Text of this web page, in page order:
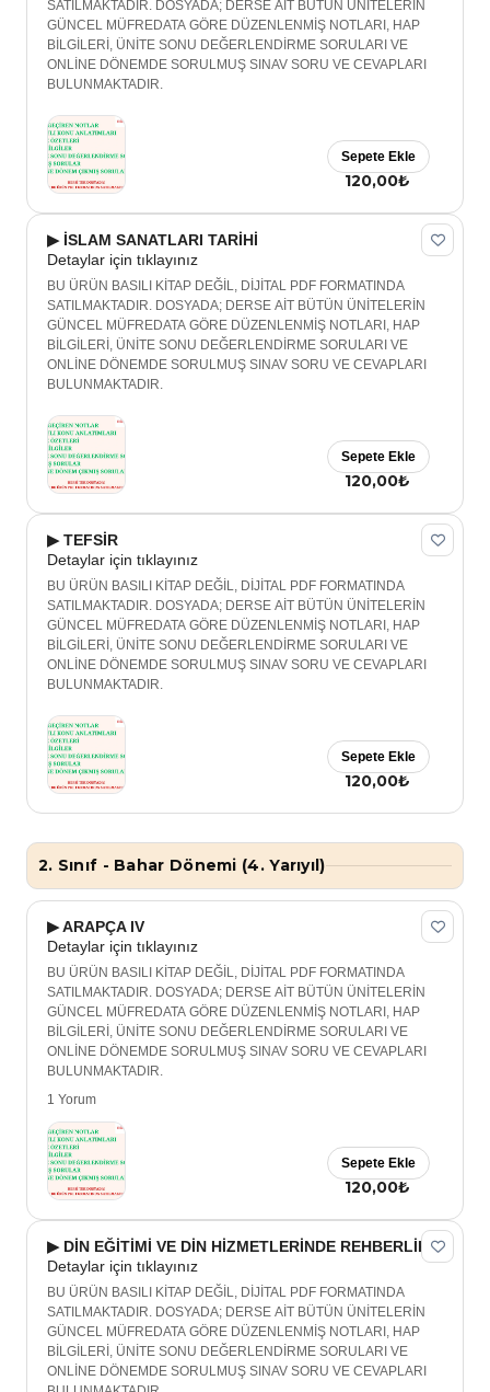
SATILMAKTADIR. DOSYADA; DERSE AİT BÜTÜN ÜNİTELERİN
GÜNCEL MÜFREDATA GÖRE DÜZENLENMİŞ NOTLARI, HAP
BİLGİLERİ, ÜNİTE SONU DEĞERLENDİRME SORULARI VE
ONLİNE DÖNEMDE SORULMUŞ SINAV SORU VE CEVAPLARI
BULUNMAKTADIR.
120,00₺
Sepete Ekle
▶ İSLAM SANATLARI TARİHİ
Detaylar için tıklayınız
BU ÜRÜN BASILI KİTAP DEĞİL, DİJİTAL PDF FORMATINDA
SATILMAKTADIR. DOSYADA; DERSE AİT BÜTÜN ÜNİTELERİN
GÜNCEL MÜFREDATA GÖRE DÜZENLENMİŞ NOTLARI, HAP
BİLGİLERİ, ÜNİTE SONU DEĞERLENDİRME SORULARI VE
ONLİNE DÖNEMDE SORULMUŞ SINAV SORU VE CEVAPLARI
BULUNMAKTADIR.
120,00₺
Sepete Ekle
▶ TEFSİR
Detaylar için tıklayınız
BU ÜRÜN BASILI KİTAP DEĞİL, DİJİTAL PDF FORMATINDA
SATILMAKTADIR. DOSYADA; DERSE AİT BÜTÜN ÜNİTELERİN
GÜNCEL MÜFREDATA GÖRE DÜZENLENMİŞ NOTLARI, HAP
BİLGİLERİ, ÜNİTE SONU DEĞERLENDİRME SORULARI VE
ONLİNE DÖNEMDE SORULMUŞ SINAV SORU VE CEVAPLARI
BULUNMAKTADIR.
120,00₺
Sepete Ekle
2. Sınıf - Bahar Dönemi (4. Yarıyıl)
▶ ARAPÇA IV
Detaylar için tıklayınız
BU ÜRÜN BASILI KİTAP DEĞİL, DİJİTAL PDF FORMATINDA
SATILMAKTADIR. DOSYADA; DERSE AİT BÜTÜN ÜNİTELERİN
GÜNCEL MÜFREDATA GÖRE DÜZENLENMİŞ NOTLARI, HAP
BİLGİLERİ, ÜNİTE SONU DEĞERLENDİRME SORULARI VE
ONLİNE DÖNEMDE SORULMUŞ SINAV SORU VE CEVAPLARI
BULUNMAKTADIR.
1 Yorum
120,00₺
Sepete Ekle
▶ DİN EĞİTİMİ VE DİN HİZMETLERİNDE REHBERLİK
Detaylar için tıklayınız
BU ÜRÜN BASILI KİTAP DEĞİL, DİJİTAL PDF FORMATINDA
SATILMAKTADIR. DOSYADA; DERSE AİT BÜTÜN ÜNİTELERİN
GÜNCEL MÜFREDATA GÖRE DÜZENLENMİŞ NOTLARI, HAP
BİLGİLERİ, ÜNİTE SONU DEĞERLENDİRME SORULARI VE
ONLİNE DÖNEMDE SORULMUŞ SINAV SORU VE CEVAPLARI